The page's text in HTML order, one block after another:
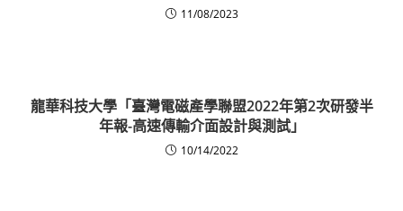
11/08/2023
龍華科技大學「臺灣電磁產學聯盟2022年第2次研發半
年報-高速傳輸介面設計與測試」
10/14/2022